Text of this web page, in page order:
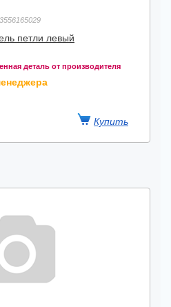
3556165029
петли левый
деталь от производителя